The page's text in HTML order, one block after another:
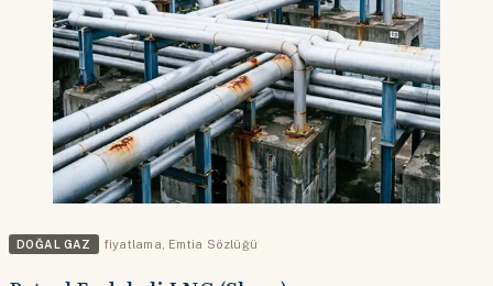
DOĞAL GAZ fiyatlama, Emtia Sözlüğü